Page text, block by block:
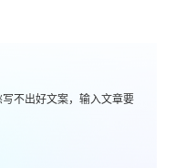
不出好文案，输入文章要